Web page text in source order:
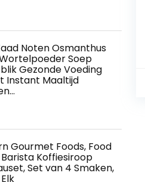
Noten Osmanthus
Soep
Gezonde Voeding
Instant Maaltijd
Gourmet Foods, Food
Koffiesiroop
Set van 4 Smaken,